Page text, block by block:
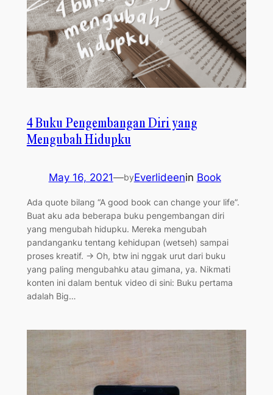
4 Buku Pengembangan Diri yang
Mengubah Hidupku
May 16, 2021—byEverlideenin Book
Ada quote bilang “A good book can change your life”.
Buat aku ada beberapa buku pengembangan diri
yang mengubah hidupku. Mereka mengubah
pandanganku tentang kehidupan (wetseh) sampai
proses kreatif. → Oh, btw ini nggak urut dari buku
yang paling mengubahku atau gimana, ya. Nikmati
konten ini dalam bentuk video di sini: Buku pertama
adalah Big…